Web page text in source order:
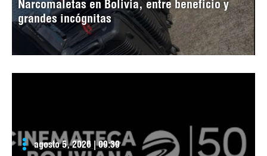
Narcomaletas en Bolivia, entre beneficio y
grandes incógnitas
agosto 5, 2026 | 09:39